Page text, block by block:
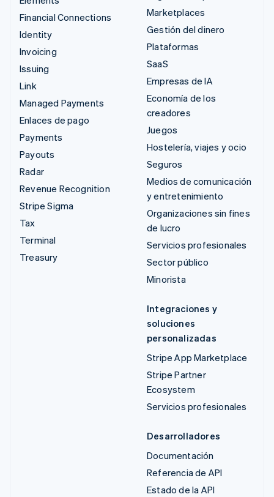
Financial Connections
Identity
Invoicing
Issuing
Link
Managed Payments
Enlaces de pago
Payments
Payouts
Radar
Revenue Recognition
Stripe Sigma
Tax
Terminal
Treasury
Marketplaces
Gestión del dinero
Plataformas
SaaS
Empresas de IA
Economía de los
creadores
Juegos
Hostelería, viajes y ocio
Seguros
Medios de comunicación
y entretenimiento
Organizaciones sin fines
de lucro
Servicios profesionales
Sector público
Minorista
Integraciones y
soluciones
personalizadas
Stripe App Marketplace
Stripe Partner
Ecosystem
Servicios profesionales
Desarrolladores
Documentación
Referencia de API
Estado de la API